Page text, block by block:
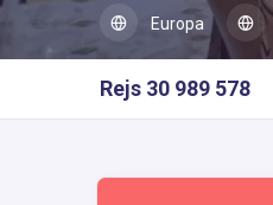
Europa
Rejs 30 989 578